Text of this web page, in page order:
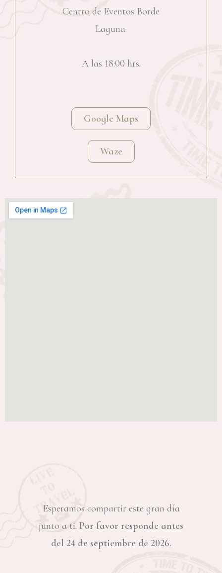
Centro de Eventos Borde
Laguna.
A las 18:00 hrs.
Google Maps
Waze
Esperamos compartir este gran día
junto a ti. Por favor responde antes
del 24 de septiembre de 2026.